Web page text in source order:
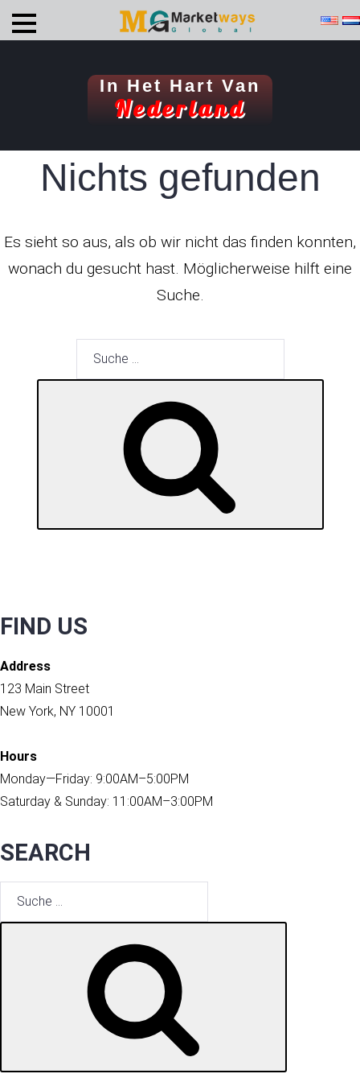
In Het Hart Van
Nederland
Nichts gefunden
Es sieht so aus, als ob wir nicht das finden konnten,
wonach du gesucht hast. Möglicherweise hilft eine
Suche.
FIND US
Address
123 Main Street
New York, NY 10001
Hours
Monday—Friday: 9:00AM–5:00PM
Saturday & Sunday: 11:00AM–3:00PM
SEARCH